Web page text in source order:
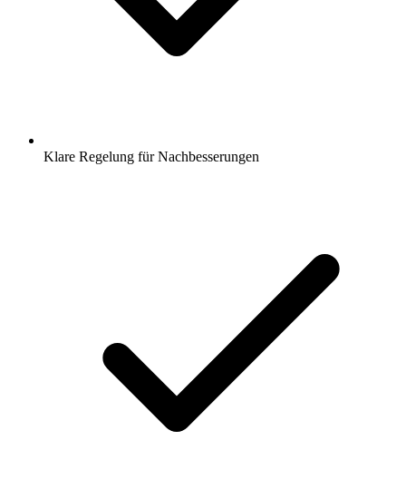
Klare Regelung für Nachbesserungen